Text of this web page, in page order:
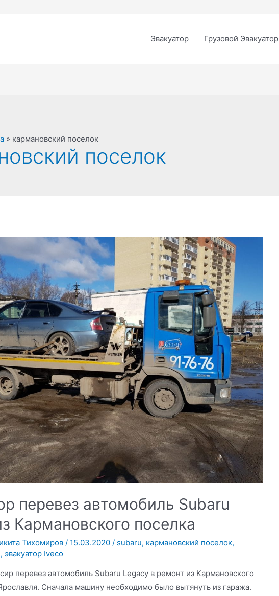
Эвакуатор Грузовой Эвакуатор
» кармановский поселок
поселок
перевез автомобиль Subaru
Кармановского поселка
Тихомиров / 15.03.2020 / subaru, кармановский поселок,
,эвакуатор Iveco
перевез автомобиль Subaru Legacy в ремонт из Кармановского
Сначала машину необходимо было вытянуть из гаража.